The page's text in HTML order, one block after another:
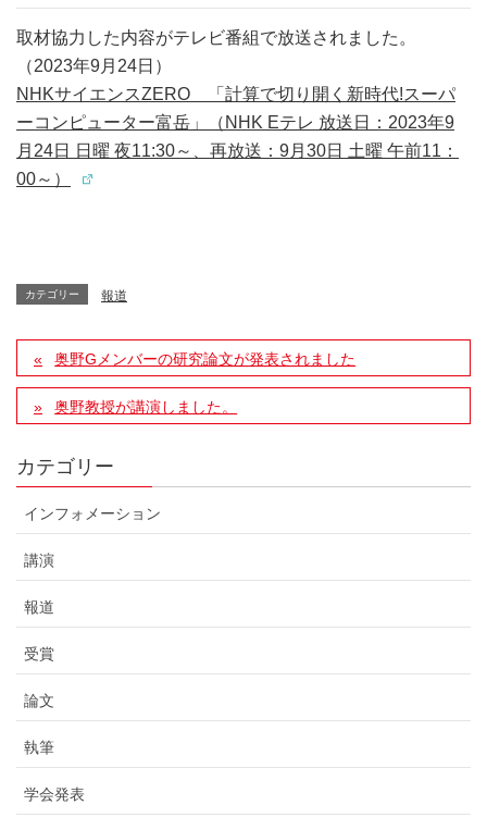
取材協力した内容がテレビ番組で放送されました。
（2023年9月24日）
NHKサイエンスZERO 「計算で切り開く新時代!スーパ
ーコンピューター富岳」（NHK Eテレ 放送日：2023年9
月24日 日曜 夜11:30～、再放送：9月30日 土曜 午前11：
00～）
カテゴリー 報道
奥野Gメンバーの研究論文が発表されました
奥野教授が講演しました。
カテゴリー
インフォメーション
講演
報道
受賞
論文
執筆
学会発表